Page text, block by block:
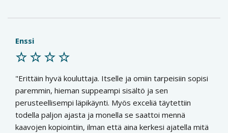
Enssi
Erittäin hyvä kouluttaja. Itselle ja omiin tarpeisiin sopisi
paremmin, hieman suppeampi sisältö ja sen
perusteellisempi läpikäynti. Myös exceliä täytettiin
todella paljon ajasta ja monella se saattoi mennä
kaavojen kopiointiin, ilman että aina kerkesi ajatella mitä